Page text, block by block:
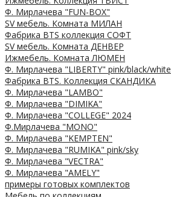
Ф. Мирлачева "FUN-BOX"
SV мебель. Комната МИЛАН
Фабрика BTS коллекция СОФТ
SV мебель. Комната ДЕНВЕР
Ижмебель. Комната ЛЮМЕН
Ф. Мирлачева "LIBERTY" pink/black/white
Фабрика BTS. Коллекция СКАНДИКА
Ф. Мирлачева "LAMBO"
Ф. Мирлачева "DIMIKA"
Ф. Мирлачева "COLLEGE" 2024
Ф.Мирлачева "MONO"
Ф. Мирлачева "KEMPTEN"
Ф. Мирлачева "RUMIKA" pink/sky
Ф. Мирлачева "VECTRA"
Ф. Мирлачева "AMELY"
примеры готовых комплектов